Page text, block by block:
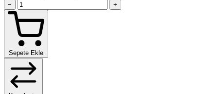
− +
Sepete Ekle